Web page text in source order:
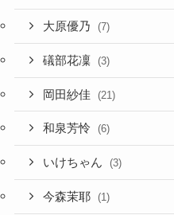
大原優乃 (7)
礒部花凜 (3)
岡田紗佳 (21)
和泉芳怜 (6)
いけちゃん (3)
今森茉耶 (1)